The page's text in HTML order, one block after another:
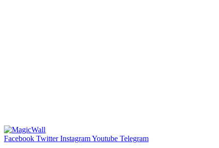
Facebook Twitter InstagramYoutube Telegram